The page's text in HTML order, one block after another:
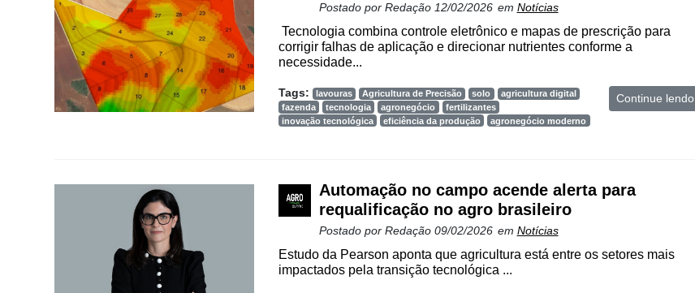
Recursos
Tecprime
Postado por Redação 12/02/2026 em Notícias
Tecnologia combina controle eletrônico e mapas de prescrição para
corrigir falhas de aplicação e direcionar nutrientes conforme a
necessidade...
Tags: lavouras Agricultura de Precisão solo
agricultura digital
fazenda
tecnologia agronegócio
fertilizantes
inovação tecnológica
eficiência da produção agronegócio moderno
Continue lendo
Automação no campo acende alerta para
requalificação no agro brasileiro
Postado por Redação 09/02/2026 em Notícias
Estudo da Pearson aponta que agricultura está entre os setores mais
impactados pela transição tecnológica ...